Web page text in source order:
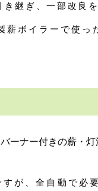
継ぎ、一部改良
ボイラーで使っ
ーナー付きの薪・灯
が、全自動で必